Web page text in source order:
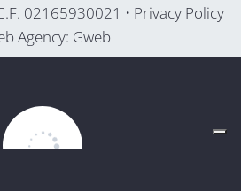
02165930021 • Privacy Policy
Agency: Gweb